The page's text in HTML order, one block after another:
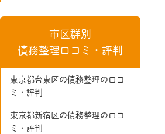
市区群別
債務整理口コミ・評判
東京都台東区の債務整理の口コ
ミ・評判
東京都新宿区の債務整理の口コ
ミ・評判